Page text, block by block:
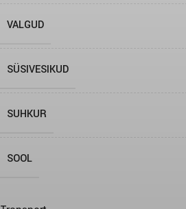
VALGUD
SÜSIVESIKUD
SUHKUR
SOOL